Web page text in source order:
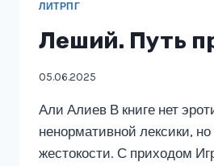
ЛИТРПГ
Леший. Путь
05.06.2025
Али Алиев В книге нет
ненормативной лексики,
жестокости. С приходом